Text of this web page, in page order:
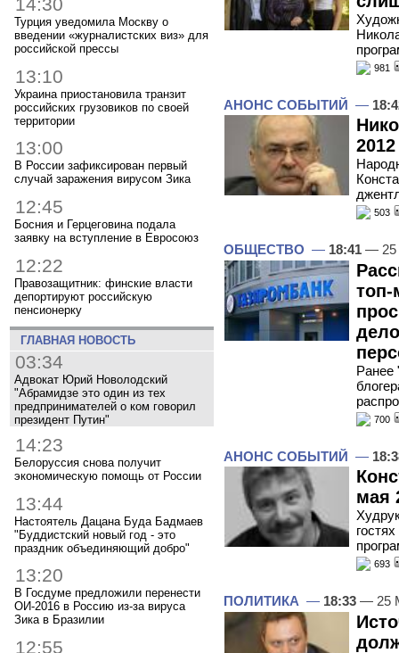
14:30
Турция уведомила Москву о
введении «журналистских виз» для
российской прессы
13:10
Украина приостановила транзит
российских грузовиков по своей
территории
13:00
В России зафиксирован первый
случай заражения вирусом Зика
12:45
Босния и Герцеговина подала
заявку на вступление в Евросоюз
12:22
Правозащитник: финские власти
депортируют российскую
пенсионерку
ГЛАВНАЯ НОВОСТЬ
03:34
Адвокат Юрий Новолодский
"Абрамидзе это один из тех
предпринимателей о ком говорил
президент Путин"
14:23
Белоруссия снова получит
экономическую помощь от России
13:44
Настоятель Дацана Буда Бадмаев
"Буддистский новый год - это
праздник объединяющий добро"
13:20
В Госдуме предложили перенести
ОИ-2016 в Россию из-за вируса
Зика в Бразилии
12:55
981
АНОНС СОБЫТИЙ —
503
ОБЩЕСТВО — 18:41 — 25
топ-
Ранее
700
АНОНС СОБЫТИЙ —
мая
693
ПОЛИТИКА — 18:33 — 25